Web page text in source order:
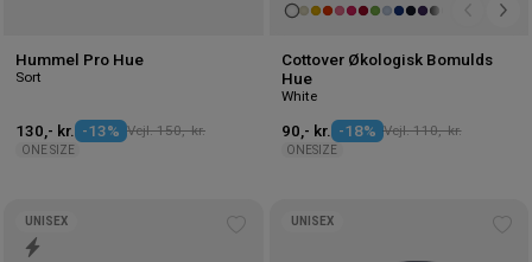
Hummel Pro Hue
Sort
130,- kr. -13% Vejl. 150,- kr.
ONE SIZE
Cottover Økologisk Bomulds
Hue
White
90,- kr. -18% Vejl. 110,- kr.
ONESIZE
UNISEX UNISEX